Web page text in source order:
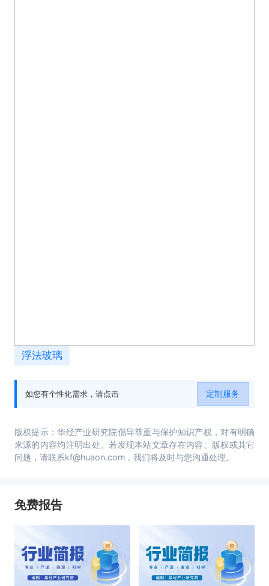
浮法玻璃
如您有个性化需求，请点击 定制服务
版权提示：华经产业研究院倡导尊重与保护知识产权，对有明确
来源的内容均注明出处。若发现本站文章存在内容、版权或其它
问题，请联系kf@huaon.com，我们将及时与您沟通处理。
免费报告